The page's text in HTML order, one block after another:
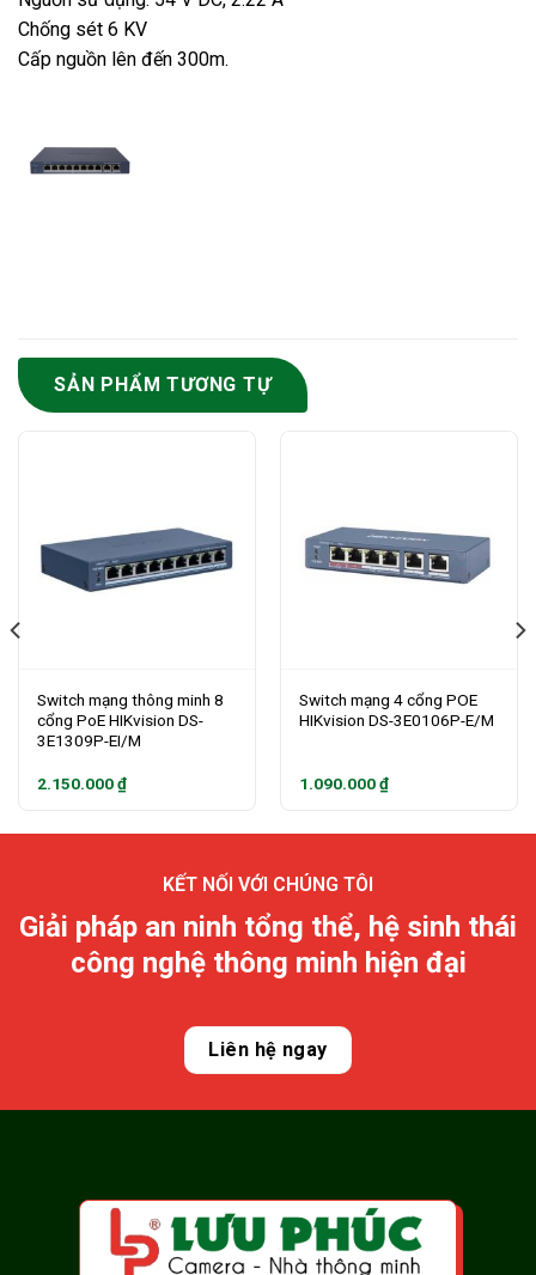
Chống sét 6 KV
Cấp nguồn lên đến 300m.
SẢN PHẨM TƯƠNG TỰ
Switch mạng thông minh 8
cổng PoE HIKvision DS-
3E1309P-EI/M
2.150.000₫
Switch mạng 4 cổng POE
HIKvision DS-3E0106P-E/M
1.090.000₫
KẾT NỐI VỚI CHÚNG TÔI
Giải pháp an ninh tổng thể, hệ sinh thái
công nghệ thông minh hiện đại
Liên hệ ngay